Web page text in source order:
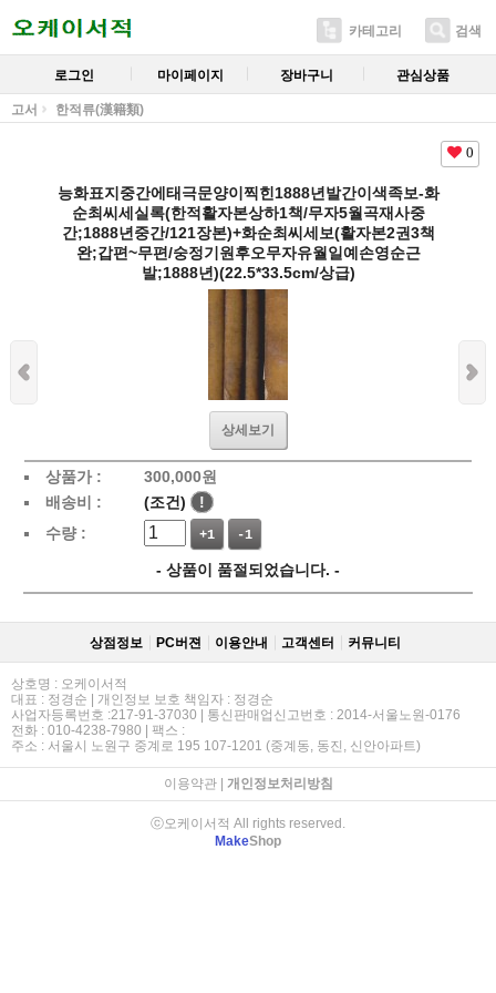
카테고리 검색
로그인 마이페이지 장바구니 관심상품
고서 한적류(漢籍類)
0
능화표지중간에태극문양이찍힌1888년발간이색족보-화
순최씨세실록(한적활자본상하1책/무자5월곡재사중
간;1888년중간/121장본)+화순최씨세보(활자본2권3책
완;갑편~무편/숭정기원후오무자유월일예손영순근
발;1888년)(22.5*33.5cm/상급)
상세보기
상품가 : 300,000원
배송비 :
(조건)
!
수량 :
+1 -1
- 상품이 품절되었습니다. -
상점정보 PC버젼 이용안내 고객센터 커뮤니티
상호명 : 오케이서적
대표 : 정경순 | 개인정보 보호 책임자 : 정경순
사업자등록번호 :217-91-37030 | 통신판매업신고번호 : 2014-서울노원-0176
전화 : 010-4238-7980 | 팩스 :
주소 : 서울시 노원구 중계로 195 107-1201 (중계동, 동진, 신안아파트)
이용약관| 개인정보처리방침
ⓒ오케이서적 All rights reserved.
MakeShop